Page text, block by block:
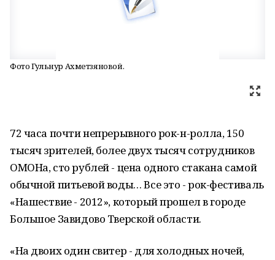
Фото Гульнур Ахметзяновой.
72 часа почти непрерывного рок-н-ролла, 150
тысяч зрителей, более двух тысяч сотрудников
ОМОНа, сто рублей - цена одного стакана самой
обычной питьевой воды… Все это - рок-фестиваль
«Нашествие - 2012», который прошел в городе
Большое Завидово Тверской области.
«На двоих один свитер - для холодных ночей,